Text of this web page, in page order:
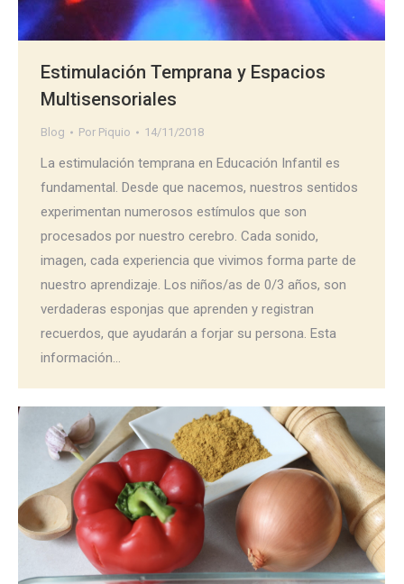
Estimulación Temprana y Espacios
Multisensoriales
Blog Por Piquio 14/11/2018
La estimulación temprana en Educación Infantil es
fundamental. Desde que nacemos, nuestros sentidos
experimentan numerosos estímulos que son
procesados por nuestro cerebro. Cada sonido,
imagen, cada experiencia que vivimos forma parte de
nuestro aprendizaje. Los niños/as de 0/3 años, son
verdaderas esponjas que aprenden y registran
recuerdos, que ayudarán a forjar su persona. Esta
información…